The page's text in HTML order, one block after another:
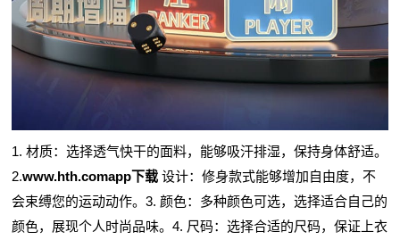
1. 材质：选择透气快干的面料，能够吸汗排湿，保持身体舒适。
2.www.hth.comapp下载 设计：修身款式能够增加自由度，不
会束缚您的运动动作。3. 颜色：多种颜色可选，选择适合自己的
颜色，展现个人时尚品味。4. 尺码：选择合适的尺码，保证上衣